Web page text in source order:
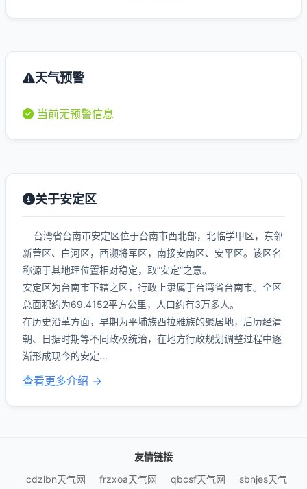
天气预警
当前无预警信息
关于安定区
台湾省台南市安定区位于台南市西北部，北临学甲区，东邻
新营区、白河区，西濒将军区，南接安南区、安平区。该区名
称源于其地理位置相对稳定，取“安定”之意。
安定区为台南市下辖之区，行政上隶属于台湾省台南市。全区
总面积约为69.4152平方公里，人口约有3万多人。
在历史沿革方面，早期为平埔族西拉雅族的聚居地，后历经清
朝、日据时期等不同政权统治，在地方行政规划调整过程中逐
渐形成现今的安定...
查看更多介绍 →
友情链接
cdzlbn天气网
frzxoa天气网 qbcsf天气网 sbnjes天气